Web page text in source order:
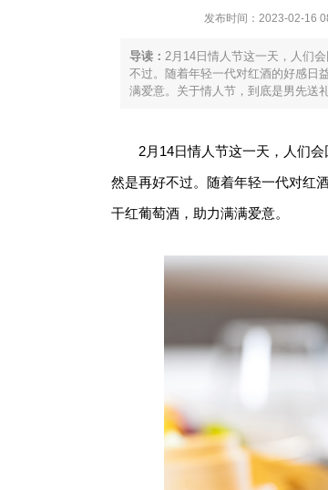
发布时间：2023-02-16
导读： 2月14日情人节这一天，人们
不过。随着年轻一代对红酒的好感日
满爱意。关于情人节，到底是男先送
2月14日情人节这一天，人们
然是再好不过。随着年轻一代对红
干红葡萄酒，助力满满爱意。